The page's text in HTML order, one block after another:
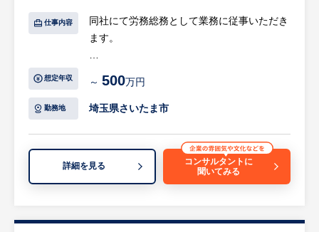
仕事内容
同社にて労務総務として業務に従事いただき
ます。
・勤怠管理および勤務実績の確認
・給与計算および社会保険手続きのサポート
・就業規則や社内規程の運用補助
・健康診断やストレスチェックなど安全衛生
・備品・設備・社用車などの管理
想定年収 ～ 500万円
勤務地 埼玉県さいたま市
詳細を見る
コンサルタントに
聞いてみる